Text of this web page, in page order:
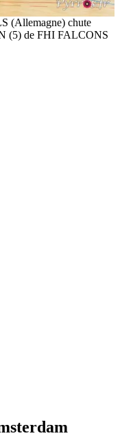
(Allemagne) chute
(5) de FHI FALCONS